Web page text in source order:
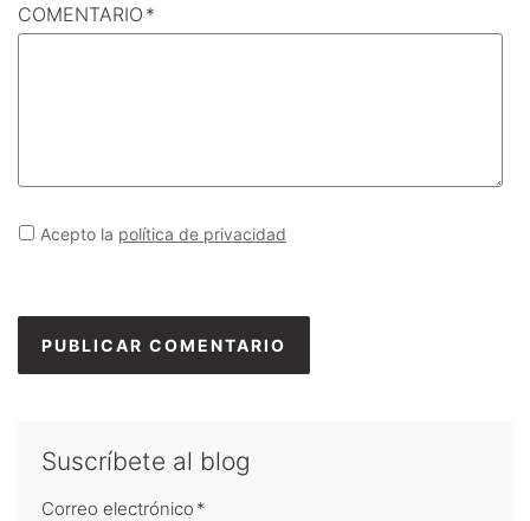
COMENTARIO *
Acepto la política de privacidad
Suscríbete al blog
Correo electrónico *